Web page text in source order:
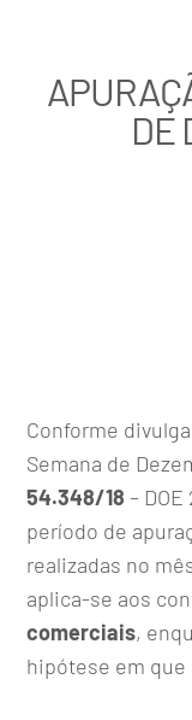
DE
Conforme
Semana de
54.348/18 –
período de
realizadas no
aplica-se aos
comerciais,
hipótese em que